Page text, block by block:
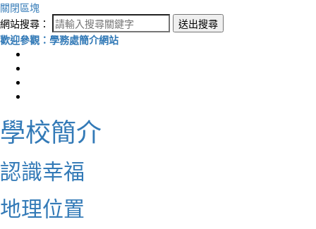
關閉區塊
網站搜尋：
送出搜尋
歡迎參觀：學務處簡介網站
學校簡介
認識幸福
地理位置